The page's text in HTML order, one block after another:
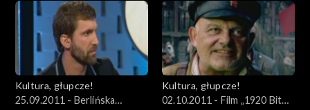
Kultury
Kobiet
Kultura, głupcze!
25.09.2011 - Berlińska
Kultura, głupcze!
02.10.2011 - Film „1920 Bitwa